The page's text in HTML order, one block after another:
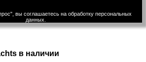
вы соглашаетесь на обработку персональных
данных.
в наличии